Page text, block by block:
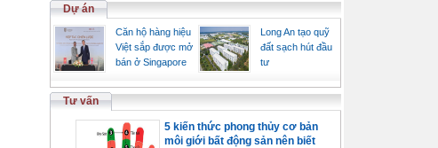
Dự án
Căn hộ hàng hiệu
Việt sắp được mở
bán ở Singapore
Long An tạo quỹ
đất sạch hút đầu
tư
Tư vấn
5 kiến thức phong thủy cơ bản
môi giới bất động sản nên biết